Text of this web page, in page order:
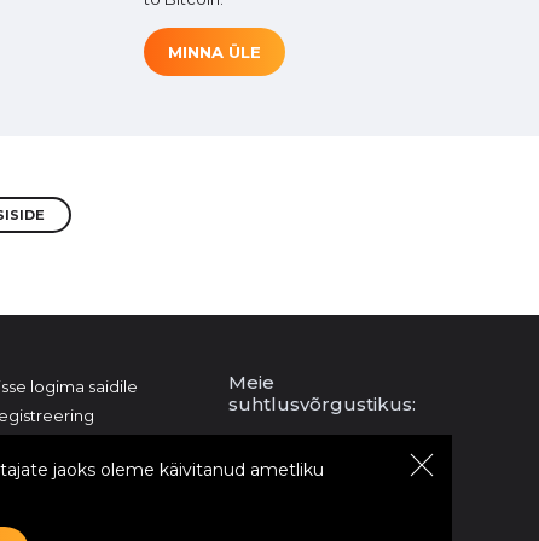
MINNA ÜLE
logima saidile
Meie
suhtlusvõrgustikus:
jaoks oleme käivitanud ametliku